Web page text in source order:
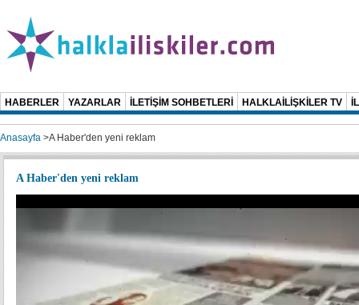
HABERLER YAZARLAR İLETİŞİM SOHBETLERİ HALKLAİLİŞKİLER TV
Anasayfa >A Haber'den yeni reklam
A Haber'den yeni reklam